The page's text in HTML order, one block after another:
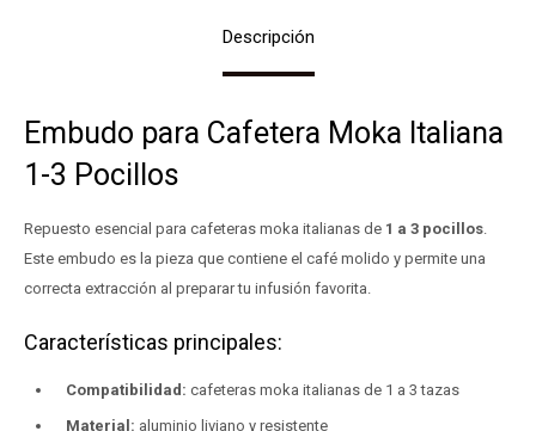
Descripción
Embudo para Cafetera Moka Italiana
1-3 Pocillos
Repuesto esencial para cafeteras moka italianas de 1 a 3 pocillos.
Este embudo es la pieza que contiene el café molido y permite una
correcta extracción al preparar tu infusión favorita.
Características principales:
Compatibilidad: cafeteras moka italianas de 1 a 3 tazas
Material: aluminio liviano y resistente